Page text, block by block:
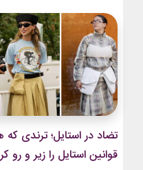
به طراح آمریکاییِ ایرانی‌تبار،
ویژگی مشترکی است که در تمام
دیده...
تضاد در استایل؛ ترندی
قوانین استایل را زیر و رو